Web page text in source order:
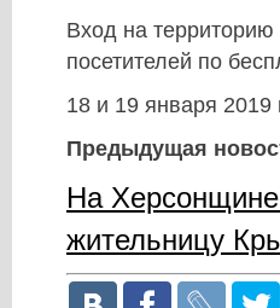
Вход на
посетителей по
18 и 19 января
Предыдущая
На
жительницу